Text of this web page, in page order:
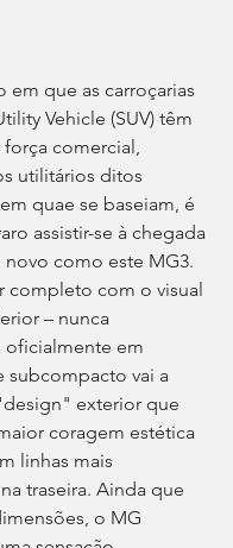
em que as carroçarias
Vehicle (SUV) têm
comercial,
utilitários ditos
quae se baseiam, é
assistir-se à chegada
como este MG3.
completo com o visual
– nunca
oficialmente em
subcompacto vai a
exterior que
coragem estética
linhas mais
traseira. Ainda que
o MG